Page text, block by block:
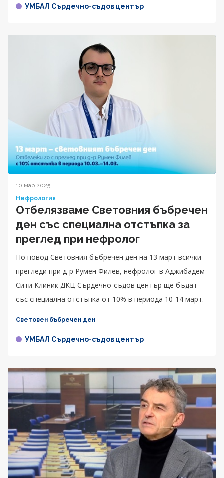
УМБАЛ Сърдечно-съдов център
10 мар 2025
Нефрология
Отбелязваме Световния бъбречен
ден със специална отстъпка за
преглед при нефролог
По повод Световния бъбречен ден на 13 март всички
прегледи при д-р Румен Филев, нефролог в Аджибадем
Сити Клиник ДКЦ Сърдечно-съдов център ще бъдат
със специална отстъпка от 10% в периода 10-14 март.
Световен бъбречен ден
УМБАЛ Сърдечно-съдов център